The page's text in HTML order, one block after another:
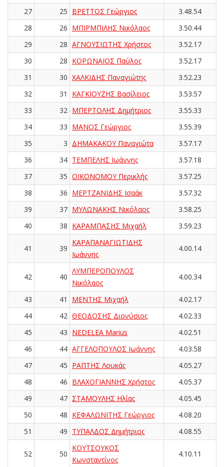
27 25 ΒΡΕΤΤΟΣ Γεώργιος
3.48.54
28
26 ΜΠΙΡΜΠΙΛΗΣ Νικόλαος
3.50.44
29
28 ΑΓΝΟΥΣΙΩΤΗΣ Χρήστος
3.52.17
30
28 ΚΟΡΩΝΑΙΟΣ Παύλος
3.52.17
31
30 ΧΑΛΚΙΔΗΣ Παναγιώτης
3.52.23
32
31 ΚΑΓΚΙΟΥΖΗΣ Βασίλειος
3.53.57
33
32 ΜΠΕΡΤΟΛΗΣ Δημήτριος
3.55.33
34
33 ΜΑΝΟΣ Γεώργιος
3.55.39
35
3 ΔΗΜΑΚΑΚΟΥ Παναγιώτα
3.57.17
36
34 ΤΕΜΠΕΛΗΣ Ιωάννης
3.57.18
37
35 ΟΙΚΟΝΟΜΟΥ Περικλής
3.57.25
38
36 ΜΕΡΤΖΑΝΙΔΗΣ Ισαάκ
3.57.32
39
37 ΜΥΛΩΝΑΚΗΣ Νικόλαος
3.58.25
40
38 ΚΑΡΑΜΠΑΣΗΣ Μιχαήλ 3.59.23
41 39
ΚΑΡΑΠΑΝΑΓΙΩΤΙΔΗΣ
Ιωάννης
4.00.14
42 40
ΛΥΜΠΕΡΟΠΟΥΛΟΣ
Νικόλαος
4.00.34
43 41 ΜΕΝΤΗΣ Μιχαήλ
4.02.17
44
42 ΘΕΟΔΟΣΗΣ Διονύσιος
4.02.33
45
43 NEDELEA Marius
4.02.51
46
44 ΑΓΓΕΛΟΠΟΥΛΟΣ Ιωάννης
4.03.58
47
45 ΡΑΠΤΗΣ Λουκάς
4.05.27
48
46 ΒΛΑΧΟΓΙΑΝΝΗΣ Χρήστος
4.05.37
49
47 ΣΤΑΜΟΥΛΗΣ Ηλίας
4.05.45
50
48 ΚΕΦΑΛΩΝΙΤΗΣ Γεώργιος
4.08.20
51
49 ΤΥΠΑΛΔΟΣ Δημήτριος 4.08.55
52 50
ΚΟΥΤΣΟΥΚΟΣ
Κωνσταντίνος
4.10.11